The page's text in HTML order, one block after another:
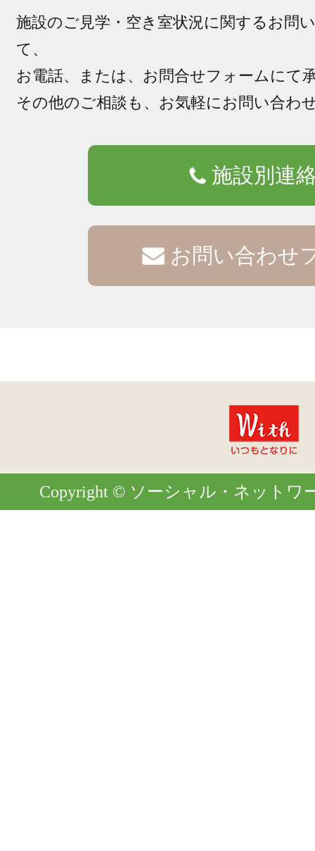
施設のご見学・空き室状況に関するお問
て、
お電話、または、お問合せフォームにて
その他のご相談も、お気軽にお問い合わ
施設別連
お問い合わせ
Copyright © ソーシャル・ネットワ